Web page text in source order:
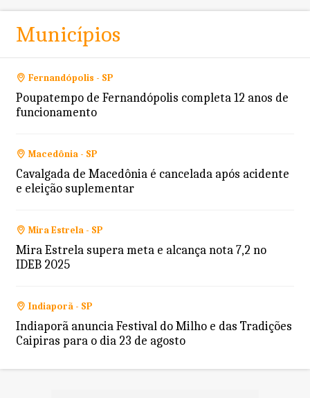
Municípios
Fernandópolis - SP
Poupatempo de Fernandópolis completa 12 anos de
funcionamento
Macedônia - SP
Cavalgada de Macedônia é cancelada após acidente
e eleição suplementar
Mira Estrela - SP
Mira Estrela supera meta e alcança nota 7,2 no
IDEB 2025
Indiaporã - SP
Indiaporã anuncia Festival do Milho e das Tradições
Caipiras para o dia 23 de agosto